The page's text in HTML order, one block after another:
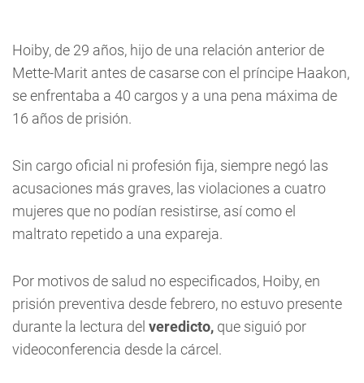
Hoiby, de 29 años, hijo de una relación anterior de
Mette-Marit antes de casarse con el príncipe Haakon,
se enfrentaba a 40 cargos y a una pena máxima de
16 años de prisión.
Sin cargo oficial ni profesión fija, siempre negó las
acusaciones más graves, las violaciones a cuatro
mujeres que no podían resistirse, así como el
maltrato repetido a una expareja.
Por motivos de salud no especificados, Hoiby, en
prisión preventiva desde febrero, no estuvo presente
durante la lectura del veredicto, que siguió por
videoconferencia desde la cárcel.